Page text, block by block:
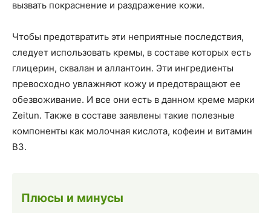
вызвать покраснение и раздражение кожи.
Чтобы предотвратить эти неприятные последствия,
следует использовать кремы, в составе которых есть
глицерин, сквалан и аллантоин. Эти ингредиенты
превосходно увлажняют кожу и предотвращают ее
обезвоживание. И все они есть в данном креме марки
Zeitun. Также в составе заявлены такие полезные
компоненты как молочная кислота, кофеин и витамин
B3.
Плюсы и минусы